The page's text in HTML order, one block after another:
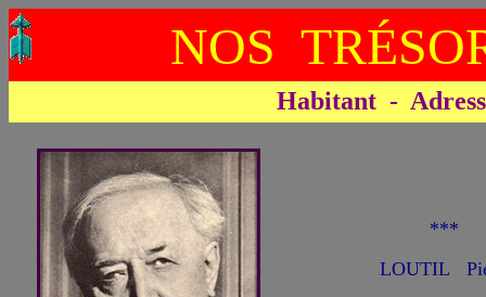
NOS
Habitant -
LOUTIL